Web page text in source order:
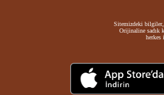
Sitemizdeki bilgiler,
Orijinaline sadık
herkes